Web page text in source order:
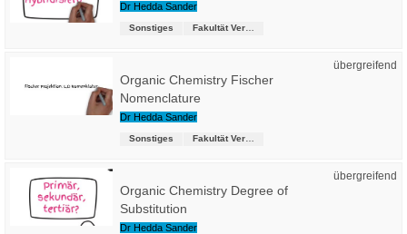
Dr Hedda Sander
Sonstiges
übergreifend
Organic Chemistry Fischer
Nomenclature
Dr Hedda Sander
Sonstiges
übergreifend
Organic Chemistry Degree of
Substitution
Dr Hedda Sander